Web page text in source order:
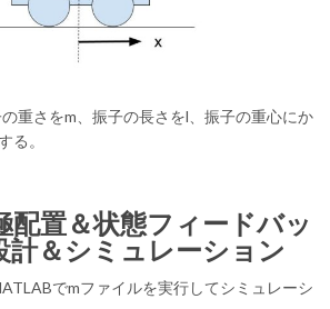
重さをm、振子の長さをl、振子の重心にか
る。
配置＆状態フィードバッ
計＆シミュレーション
でmファイルを実行してシミュレーシ